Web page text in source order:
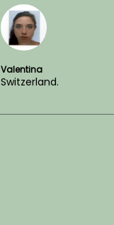
Valentina
Switzerland.